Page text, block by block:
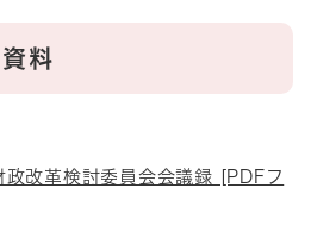
料
改革検討委員会会議録 [PDFフ